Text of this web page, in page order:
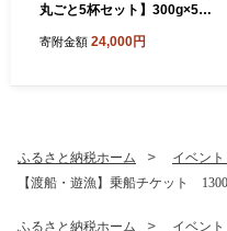
丸ごと5杯セット】300g×5杯
寒シマメ
寄附金額 24,000円
ふるさと納税ホーム イベン
【渡船・遊漁】乗船チケット
ふるさと納税ホーム イベン